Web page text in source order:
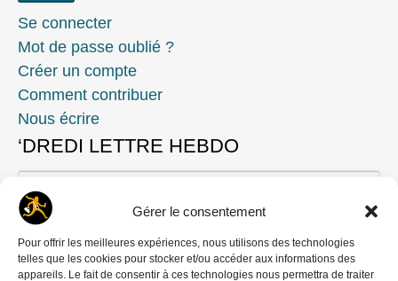
Gérer le consentement
Pour offrir les meilleures expériences, nous utilisons des technologies
telles que les cookies pour stocker et/ou accéder aux informations des
appareils. Le fait de consentir à ces technologies nous permettra de traiter
Se connecter
Mot de passe oublié ?
Créer un compte
Comment contribuer
Nous écrire
‘DREDI LETTRE HEBDO
Ils nous soutiennent